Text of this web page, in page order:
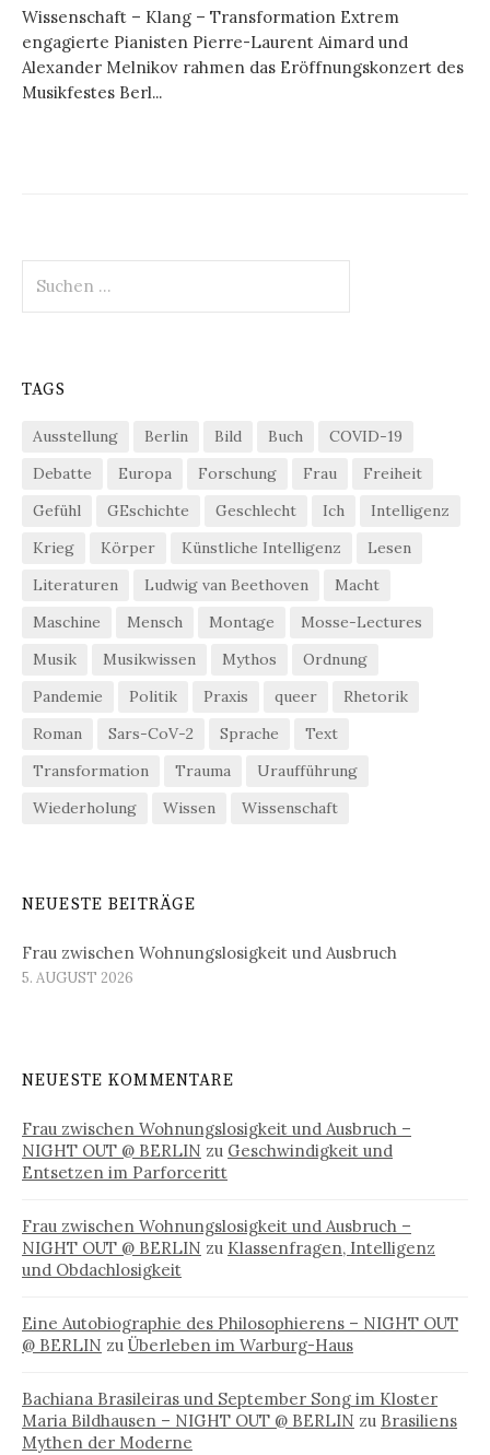
Wissenschaft – Klang – Transformation Extrem
engagierte Pianisten Pierre-Laurent Aimard und
Alexander Melnikov rahmen das Eröffnungskonzert des
Musikfestes Berl...
nach:
TAGS
Ausstellung Berlin Bild Buch
COVID-19
Debatte
Europa Forschung Frau
Freiheit
Gefühl
GEschichte Geschlecht Ich
Intelligenz
Krieg
Körper Künstliche Intelligenz
Lesen
Literaturen
Ludwig van Beethoven
Macht
Maschine
Mensch Montage
Mosse-Lectures
Musik
Musikwissen Mythos
Ordnung
Pandemie
Politik Praxis queer
Rhetorik
Roman
Sars-CoV-2 Sprache
Text
Transformation
Trauma
Uraufführung
Wiederholung
Wissen Wissenschaft
NEUESTE BEITRÄGE
Frau zwischen Wohnungslosigkeit und Ausbruch
5. AUGUST 2026
NEUESTE KOMMENTARE
Frau zwischen Wohnungslosigkeit und Ausbruch –
NIGHT OUT @ BERLIN zu Geschwindigkeit und
Entsetzen im Parforceritt
Frau zwischen Wohnungslosigkeit und Ausbruch –
NIGHT OUT @ BERLIN zu Klassenfragen, Intelligenz
und Obdachlosigkeit
Eine Autobiographie des Philosophierens – NIGHT OUT
@ BERLIN zu Überleben im Warburg-Haus
Bachiana Brasileiras und September Song im Kloster
Maria Bildhausen – NIGHT OUT @ BERLIN zu Brasiliens
Mythen der Moderne